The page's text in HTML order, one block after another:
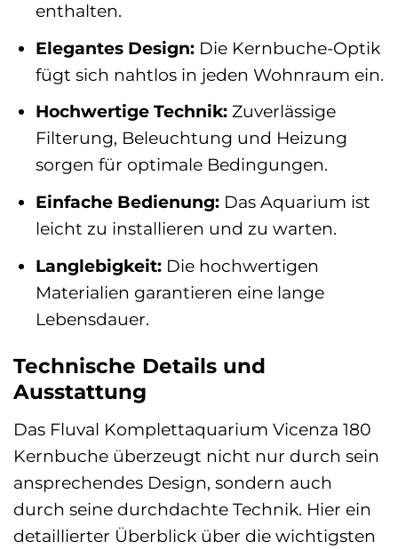
enthalten.
Elegantes Design:Die Kernbuche-Optik
fügt sich nahtlos in jeden Wohnraum ein.
Hochwertige Technik:Zuverlässige
Filterung, Beleuchtung und Heizung
sorgen für optimale Bedingungen.
Einfache Bedienung:Das Aquarium ist
leicht zu installieren und zu warten.
Langlebigkeit:Die hochwertigen
Materialien garantieren eine lange
Lebensdauer.
Technische Details und
Ausstattung
Das Fluval Komplettaquarium Vicenza 180
Kernbuche überzeugt nicht nur durch sein
ansprechendes Design, sondern auch
durch seine durchdachte Technik. Hier ein
detaillierter Überblick über die wichtigsten